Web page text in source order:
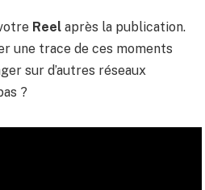
Reel après la publication.
une trace de ces moments
sur d’autres réseaux
?